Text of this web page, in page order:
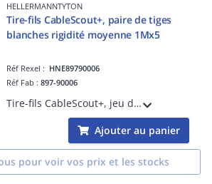
HELLERMANNTYTON
Tire-fils CableScout+, paire de tiges
blanches rigidité moyenne 1Mx5
Réf Rexel : HNE89790006
Réf Fab :897-90006
Tire-fils CableScout+, jeu de 2 rallonges de rigidité moyenne, plastique + fibre de verre, Rouge, longueur 1000 mm, diamètre 5 mm
Ajouter au panier
pour voir vos prix et les stocks